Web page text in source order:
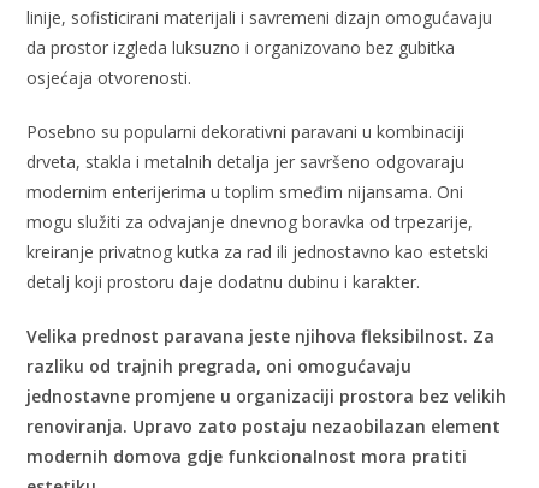
linije, sofisticirani materijali i savremeni dizajn omogućavaju
da prostor izgleda luksuzno i organizovano bez gubitka
osjećaja otvorenosti.
Posebno su popularni dekorativni paravani u kombinaciji
drveta, stakla i metalnih detalja jer savršeno odgovaraju
modernim enterijerima u toplim smeđim nijansama. Oni
mogu služiti za odvajanje dnevnog boravka od trpezarije,
kreiranje privatnog kutka za rad ili jednostavno kao estetski
detalj koji prostoru daje dodatnu dubinu i karakter.
Velika prednost paravana jeste njihova fleksibilnost. Za
razliku od trajnih pregrada, oni omogućavaju
jednostavne promjene u organizaciji prostora bez velikih
renoviranja. Upravo zato postaju nezaobilazan element
modernih domova gdje funkcionalnost mora pratiti